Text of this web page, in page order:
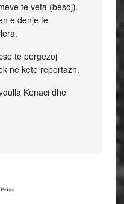
te veta (besoj).
e denje te
te pergezoj
ne kete reportazh.
Kenaci dhe